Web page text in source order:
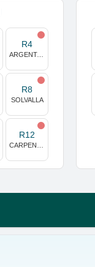
R4
ARGENTAN
R8
SOLVALLA
R12